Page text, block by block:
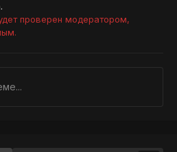
проверен модератором,